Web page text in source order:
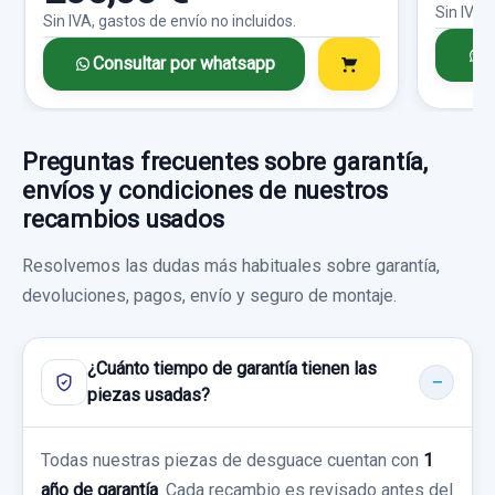
35,00 €
Sin IVA, gastos de envío no incluidos.
usado.
TOYOTA VERSO ACTIVE
Ref:952808 OEM:432120F020
38,83 €
MOTOR LIMPIA DELANTERO 851100F030 6
MOTOR LIMPIA DELANTERO 851100F030
TOYOTA VERSO ACTIVE
Garantía 1 año
823478 OEM: 851100F030
40,00 €
Sin IVA, gastos de envío no incluidos.
62170 OF020
AIRBAG CORTINA DELANTERO DERECHO...
TOYOTA VERSO ACTIVE
Ref:952804 OEM: 62170 OF020
90,00 €
Sin IVA, gastos de envío no incluidos.
Sin IVA, gastos de envío no incluidos.
Consultar por whatsapp
Sin IVA,
Preguntas frecuentes sobre garantía,
envíos y condiciones de nuestros
recambios usados
Resolvemos las dudas más habituales sobre garantía,
devoluciones, pagos, envío y seguro de montaje.
¿Cuánto tiempo de garantía tienen las
piezas usadas?
Todas nuestras piezas de desguace cuentan con 1
año de garantía . Cada recambio es revisado antes del